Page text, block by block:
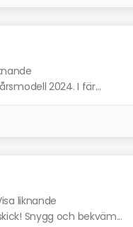
2024. I fär...
liknande
Snygg och bekväm...